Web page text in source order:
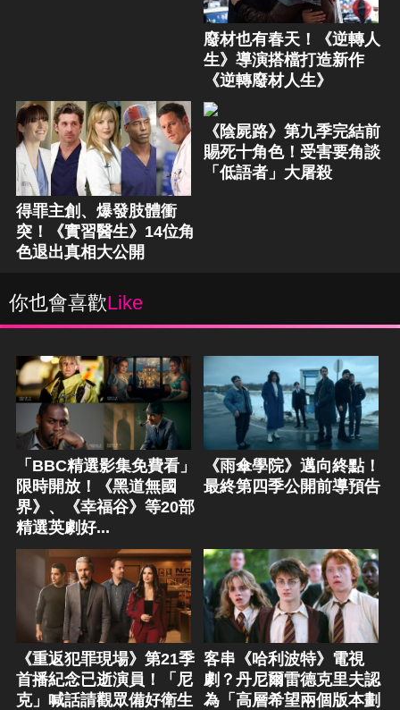
廢材也有春天！《逆轉人
生》導演搭檔打造新作
《逆轉廢材人生》
得罪主創、爆發肢體衝
突！《實習醫生》14位角
色退出真相大公開
《陰屍路》第九季完結前
賜死十角色！受害要角談
「低語者」大屠殺
你也會喜歡Like
「BBC精選影集免費看」
限時開放！《黑道無國
界》、《幸福谷》等20部
精選英劇好...
《雨傘學院》邁向終點！
最終第四季公開前導預告
《重返犯罪現場》第21季
首播紀念已逝演員！「尼
克」喊話請觀眾備好衛生
客串《哈利波特》電視
劇？丹尼爾雷德克里夫認
為「高層希望兩個版本劃